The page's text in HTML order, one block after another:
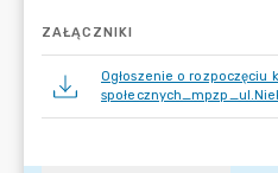
ZAŁĄCZNIKI
Ogłoszenie o rozpoczęciu